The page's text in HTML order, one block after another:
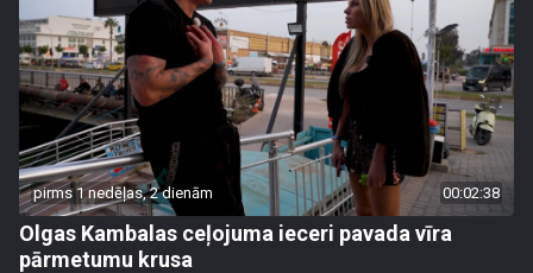
pirms 1 nedēļas, 2 dienām 00:02:38
Olgas Kambalas ceļojuma ieceri pavada vīra
pārmetumu krusa